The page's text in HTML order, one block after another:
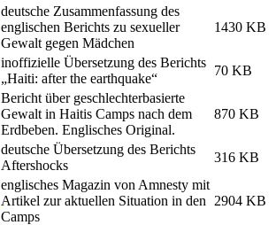
deutsche Zusammenfassung des
englischen Berichts zu sexueller
Gewalt gegen Mädchen
1430 KB
inoffizielle Übersetzung des Berichts
„Haiti: after the earthquake“
70 KB
Bericht über geschlechterbasierte
Gewalt in Haitis Camps nach dem
Erdbeben. Englisches Original.
870 KB
deutsche Übersetzung des Berichts
Aftershocks
316 KB
englisches Magazin von Amnesty mit
Artikel zur aktuellen Situation in den
Camps
2904 KB